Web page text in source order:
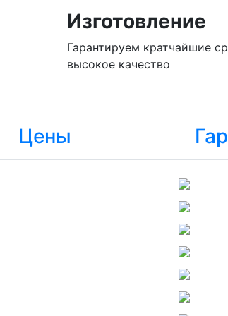
Изготовление
Гарантируем кратчайшие
высокое качество
Цены